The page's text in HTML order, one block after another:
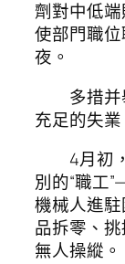
劑對中低
使部門職
夜。
多措并
充足的失業
4月初，
別的“職工
機械人進
品拆零、
無人操縱。